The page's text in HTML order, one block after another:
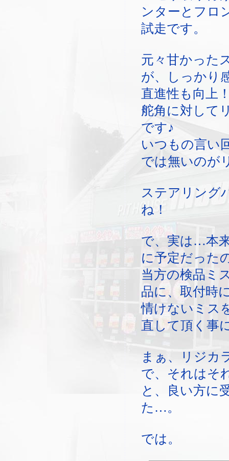
ンターとフロ
試走です。
元々甘かった
が、しっかり
直進性も向上
舵角に対して
です♪
いつもの言い
では無いのが
ステアリング
ね！
で、実は…本
に予定だった
当方の検品ミ
品に、取付時
情けないミス
直して頂く事
まぁ、リジカ
で、それはそ
と、良い方に
た…。
では。